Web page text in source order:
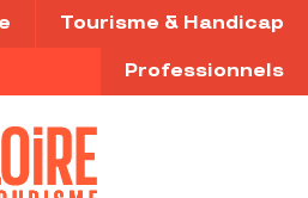
Tourisme & Handicap
Professionnels